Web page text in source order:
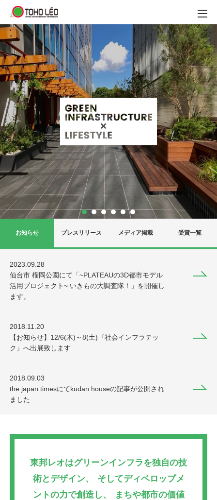
お知らせ プレスリリース メディア掲載 受賞一覧
2023.09.28
仙台市 榴岡公園にて「~PLATEAUの3D都市モデル
活用プロジェクト~ いきもの大調査隊！」を開催し
ます。
2018.11.20
【お知らせ】12/6(木)～8(土)『社会インフラテッ
ク』へ出展致します
2018.09.03
the japan timesにてkudan houseの記事が公開され
ました
東邦レオはグリーンインフラを独自の技
術とデザイン、
そしてディベロップメ
ントの力で創造し、
まちや都市の価値